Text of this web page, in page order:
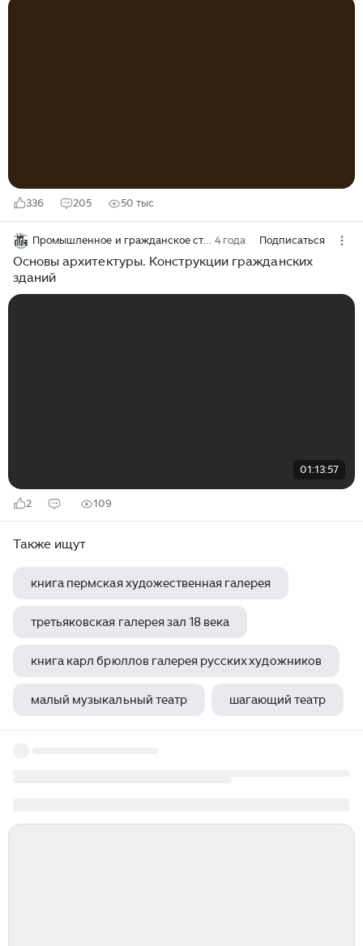
336 205 50 тыс
Промышленное и гражданское строительство 4 года Подписаться
Основы архитектуры. Конструкции гражданских
зданий
01:13:57
2 109
Также ищут
книга пермская художественная галерея
третьяковская галерея зал 18 века
книга карл брюллов галерея русских художников
малый музыкальный театр шагающий театр